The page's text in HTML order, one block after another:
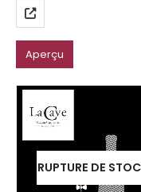
Aperçu
RUPTURE DE